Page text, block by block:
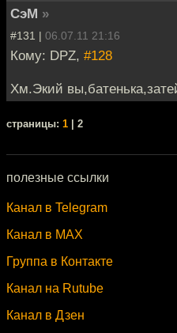
СэМ »
#131 | 06.07.11 21:16
Кому: DPZ, #128
Хм.Экий
cтраницы: 1 | 2
полезные ссылки
Канал в Telegram
Канал в MAX
Группа в Контакте
Канал на Rutube
Канал в Дзен